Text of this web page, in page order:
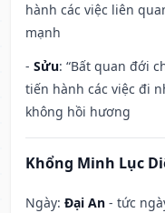
hành các việc liên
mạnh
- Sửu: “Bất quan đới
tiến hành các việc đi
không hồi hương
Khổng Minh Lục
Ngày: Đại An - tức